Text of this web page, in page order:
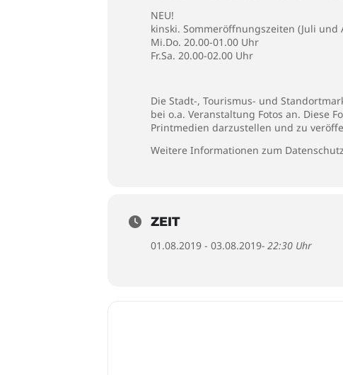
NEU!
kinski. Sommeröffnungszeiten (Juli und
Mi.Do. 20.00-01.00 Uhr
Fr.Sa. 20.00-02.00 Uhr
Die Stadt-, Tourismus- und
bei o.a. Veranstaltung Fotos an. Diese
Printmedien darzustellen und zu
Weitere Informationen zum
ZEIT
01.08.2019 - 03.08.2019- 22:30 Uhr